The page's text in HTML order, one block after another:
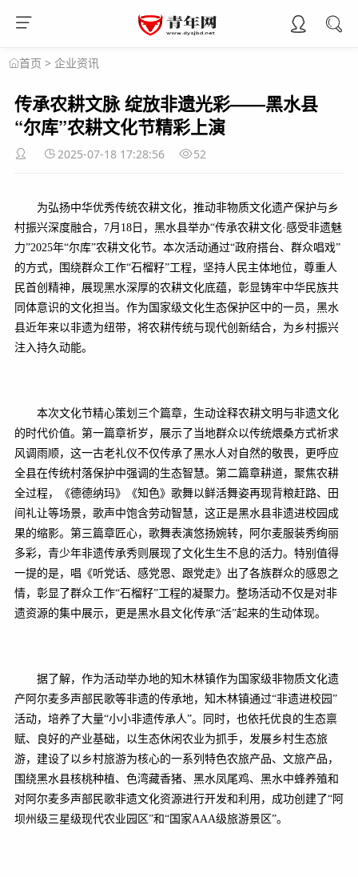
首页 > 企业资讯
传承农耕文脉 绽放非遗光彩——黑水县
“尔库”农耕文化节精彩上演
2025-07-18 17:28:56 52
为弘扬中华优秀传统农耕文化，推动非物质文化遗产保护与乡
村振兴深度融合，7月18日，黑水县举办“传承农耕文化·感受非遗魅
力”2025年“尔库”农耕文化节。本次活动通过“政府搭台、群众唱戏”
的方式，围绕群众工作“石榴籽”工程，坚持人民主体地位，尊重人
民首创精神，展现黑水深厚的农耕文化底蕴，彰显铸牢中华民族共
同体意识的文化担当。作为国家级文化生态保护区中的一员，黑水
县近年来以非遗为纽带，将农耕传统与现代创新结合，为乡村振兴
注入持久动能。
本次文化节精心策划三个篇章，生动诠释农耕文明与非遗文化
的时代价值。第一篇章祈岁，展示了当地群众以传统煨桑方式祈求
风调雨顺，这一古老礼仪不仅传承了黑水人对自然的敬畏，更呼应
全县在传统村落保护中强调的生态智慧。第二篇章耕道，聚焦农耕
全过程，《德德纳玛》《知色》歌舞以鲜活舞姿再现背粮赶路、田
间礼让等场景，歌声中饱含劳动智慧，这正是黑水县非遗进校园成
果的缩影。第三篇章匠心，歌舞表演悠扬婉转，阿尔麦服装秀绚丽
多彩，青少年非遗传承秀则展现了文化生生不息的活力。特别值得
一提的是，唱《听党话、感党恩、跟党走》出了各族群众的感恩之
情，彰显了群众工作“石榴籽”工程的凝聚力。整场活动不仅是对非
遗资源的集中展示，更是黑水县文化传承“活”起来的生动体现。
据了解，作为活动举办地的知木林镇作为国家级非物质文化遗
产阿尔麦多声部民歌等非遗的传承地，知木林镇通过“非遗进校园”
活动，培养了大量“小小非遗传承人”。同时，也依托优良的生态禀
赋、良好的产业基础，以生态休闲农业为抓手，发展乡村生态旅
游，建设了以乡村旅游为核心的一系列特色农旅产品、文旅产品，
围绕黑水县核桃种植、色湾藏香猪、黑水凤尾鸡、黑水中蜂养殖和
对阿尔麦多声部民歌非遗文化资源进行开发和利用，成功创建了“阿
坝州级三星级现代农业园区”和“国家AAA级旅游景区”。